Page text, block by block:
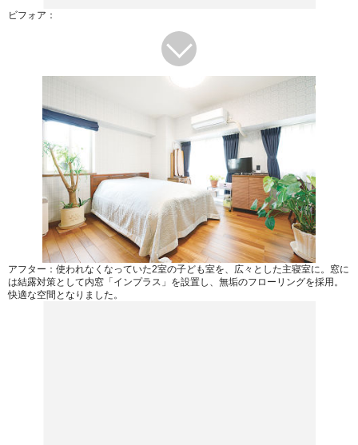
ビフォア：
アフター：使われなくなっていた2室の子ども室を、広々とした主寝室に。窓に
は結露対策として内窓「インプラス」を設置し、無垢のフローリングを採用。
快適な空間となりました。